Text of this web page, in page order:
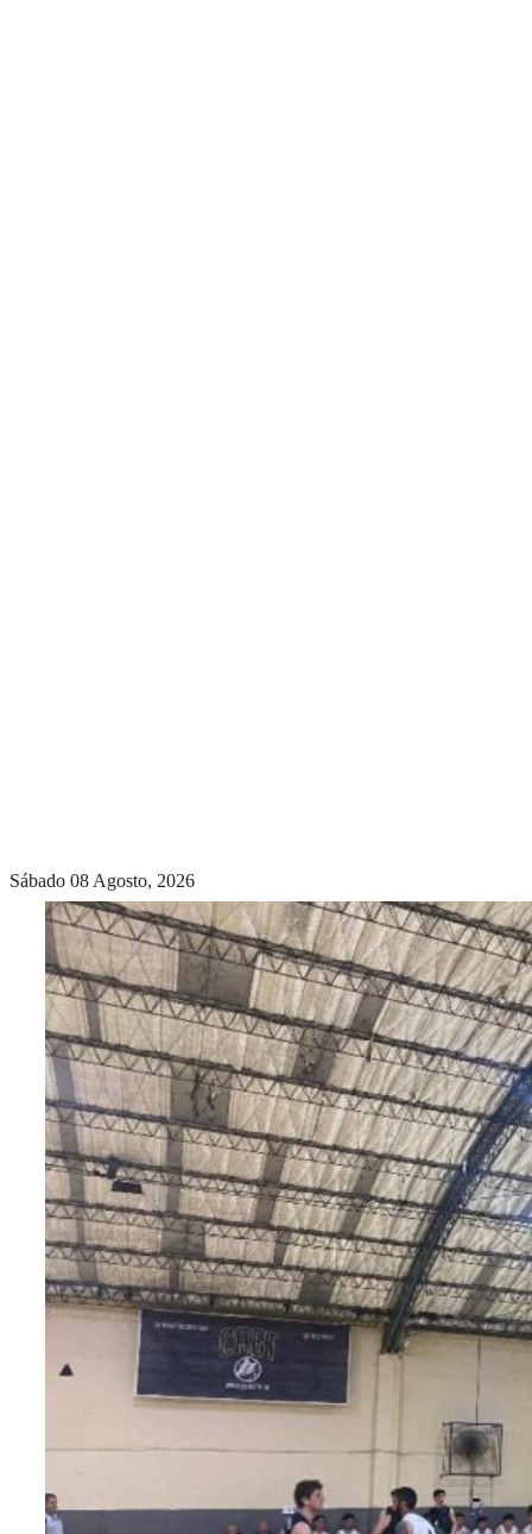
Sábado 08 Agosto, 2026